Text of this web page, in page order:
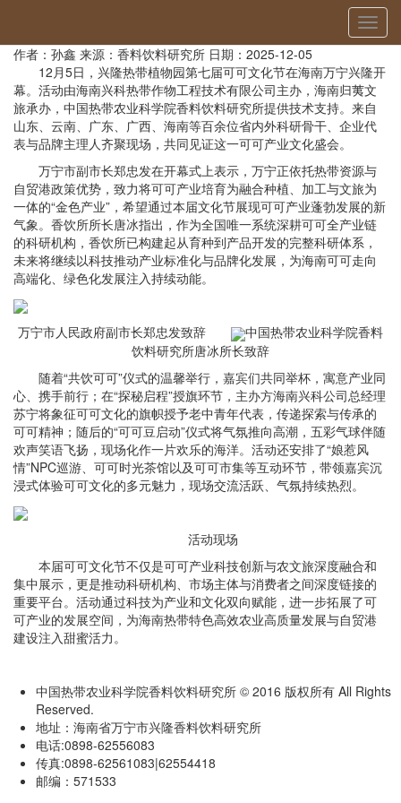
切
换
航
作者：孙鑫 来源：香料饮料研究所 日期：2025-12-05
12月5日，兴隆热带植物园第七届可可文化节在海南万宁兴隆开
幕。活动由海南兴科热带作物工程技术有限公司主办，海南归荑文
旅承办，中国热带农业科学院香料饮料研究所提供技术支持。来自
山东、云南、广东、广西、海南等百余位省内外科研骨干、企业代
表与品牌主理人齐聚现场，共同见证这一可可产业文化盛会。
万宁市副市长郑忠发在开幕式上表示，万宁正依托热带资源与
自贸港政策优势，致力将可可产业培育为融合种植、加工与文旅为
一体的“金色产业”，希望通过本届文化节展现可可产业蓬勃发展的新
气象。香饮所所长唐冰指出，作为全国唯一系统深耕可可全产业链
的科研机构，香饮所已构建起从育种到产品开发的完整科研体系，
未来将继续以科技推动产业标准化与品牌化发展，为海南可可走向
高端化、绿色化发展注入持续动能。
万宁市人民政府副市长郑忠发致辞
中国热带农业科学院香料
饮料研究所唐冰所长致辞
随着“共饮可可”仪式的温馨举行，嘉宾们共同举杯，寓意产业同
心、携手前行；在“探秘启程”授旗环节，主办方海南兴科公司总经理
苏宁将象征可可文化的旗帜授予老中青年代表，传递探索与传承的
可可精神；随后的“可可豆启动”仪式将气氛推向高潮，五彩气球伴随
欢声笑语飞扬，现场化作一片欢乐的海洋。活动还安排了“娘惹风
情”NPC巡游、可可时光茶馆以及可可市集等互动环节，带领嘉宾沉
浸式体验可可文化的多元魅力，现场交流活跃、气氛持续热烈。
活动现场
本届可可文化节不仅是可可产业科技创新与农文旅深度融合和
集中展示，更是推动科研机构、市场主体与消费者之间深度链接的
重要平台。活动通过科技为产业和文化双向赋能，进一步拓展了可
可产业的发展空间，为海南热带特色高效农业高质量发展与自贸港
建设注入甜蜜活力。
中国热带农业科学院香料饮料研究所 © 2016 版权所有 All Rights
Reserved.
地址：海南省万宁市兴隆香料饮料研究所
电话:0898-62556083
传真:0898-62561083|62554418
邮编：571533